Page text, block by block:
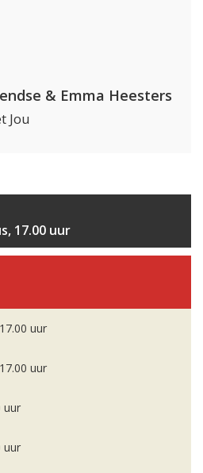
& Emma Heesters
Jou
17.00 uur
uur
uur
uur
uur